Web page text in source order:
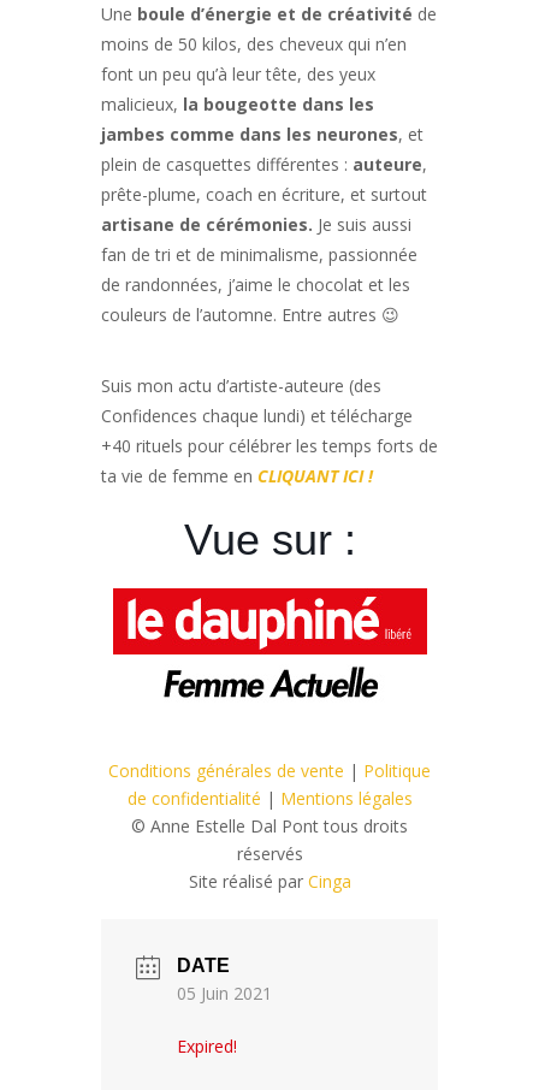
Une boule d’énergie et de créativité de
moins de 50 kilos, des cheveux qui n’en
font un peu qu’à leur tête, des yeux
malicieux, la bougeotte dans les
jambes comme dans les neurones, et
plein de casquettes différentes : auteure,
prête-plume, coach en écriture, et surtout
artisane de cérémonies. Je suis aussi
fan de tri et de minimalisme, passionnée
de randonnées, j’aime le chocolat et les
couleurs de l’automne. Entre autres 😉
Suis mon actu d’artiste-auteure (des
Confidences chaque lundi) et télécharge
+40 rituels pour célébrer les temps forts de
ta vie de femme en CLIQUANT ICI !
Vue sur :
Conditions générales de vente | Politique
de confidentialité | Mentions légales
© Anne Estelle Dal Pont tous droits
réservés
Site réalisé par Cinga
DATE
05 Juin 2021
Expired!